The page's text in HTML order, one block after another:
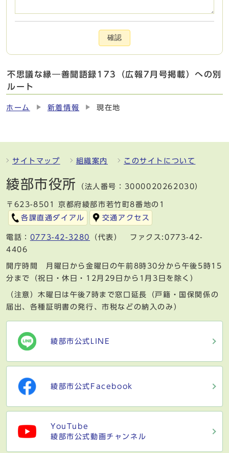
確認
不思議な縁―善聞語録173（広報7月号掲載）への別
ルート
ホーム 新着情報 現在地
サイトマップ 組織案内 このサイトについて
綾部市役所 （法人番号：3000020262030）
〒623-8501 京都府綾部市若竹町8番地の1
各課直通ダイアル
交通アクセス
電話： 0773-42-3280
（代表） ファクス:0773-42-
4406
開庁時間 月曜日から金曜日の午前8時30分から午後5時15
分まで（祝日・休日・12月29日から1月3日を除く）
（注意）木曜日は午後7時まで窓口延長（戸籍・国保関係の
届出、各種証明書の発行、市税などの納入のみ）
綾部市公式LINE
綾部市公式Facebook
YouTube
綾部市公式動画チャンネル